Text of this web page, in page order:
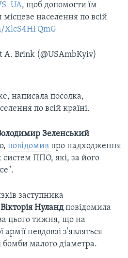
, щоб допомогти їм
населення по всій
A. Brink (@USAmbKyiv)
написала посолка,
по всій країні.
Зеленський
повідомив про надходження
ППО, які, за його
заступника
Вікторія Нуландповідомила
цього тижня, що на
армії невдовзі з'являться
бомби малого діаметра.